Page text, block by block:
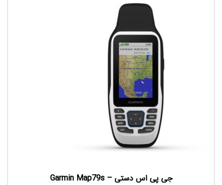
جی پی اس دستی – Garmin Map79s